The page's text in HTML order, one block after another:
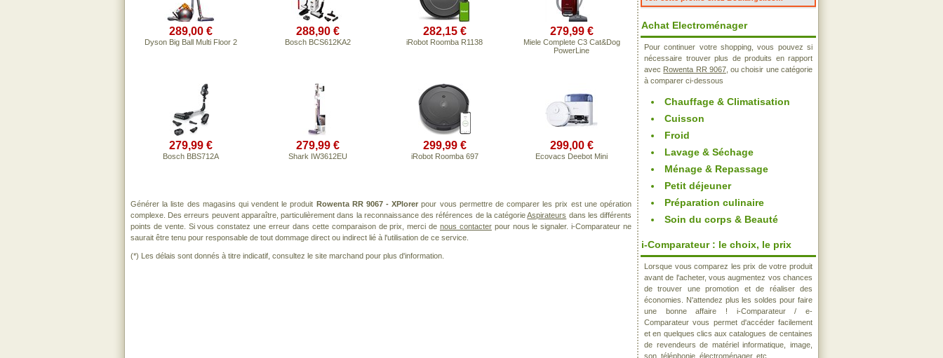
289,00 €
Dyson Big Ball Multi Floor 2
288,90 €
Bosch BCS612KA2
282,15 €
iRobot Roomba R1138
279,99 €
Miele Complete C3 Cat&Dog
PowerLine
279,99 €
Bosch BBS712A
279,99 €
Shark IW3612EU
299,99 €
iRobot Roomba 697
299,00 €
Ecovacs Deebot Mini
Générer la liste des magasins qui vendent le produit Rowenta RR 9067 - XPlorer pour vous permettre de comparer les prix est une opération
complexe. Des erreurs peuvent apparaître, particulièrement dans la reconnaissance des références de la catégorieAspirateurs dans les différents
points de vente. Si vous constatez une erreur dans cette comparaison de prix, merci de nous contacterpour nous le signaler. i-Comparateur ne
saurait être tenu pour responsable de tout dommage direct ou indirect lié à l'utilisation de ce service.
(*) Les délais sont donnés à titre indicatif, consultez le site marchand pour plus d'information.
Achat Electroménager
Pour continuer votre shopping, vous pouvez si
nécessaire trouver plus de produits en rapport
avec Rowenta RR 9067, ou choisir une catégorie
à comparer ci-dessous
Chauffage & Climatisation
Cuisson
Froid
Lavage & Séchage
Ménage & Repassage
Petit déjeuner
Préparation culinaire
Soin du corps & Beauté
i-Comparateur : le choix, le prix
Lorsque vous comparez les prix de votre produit
avant de l'acheter, vous augmentez vos chances
de trouver une promotion et de réaliser des
économies. N'attendez plus les soldes pour faire
une bonne affaire ! i-Comparateur / e-
Comparateur vous permet d'accéder facilement
et en quelques clics aux catalogues de centaines
de revendeurs de matériel informatique, image,
son, téléphonie, électroménager, etc..